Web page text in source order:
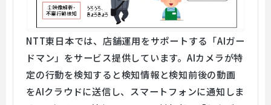
NTT東日本では、店舗運用をサポートする「AIガー
ドマン」をサービス提供しています。AIカメラが特
定の行動を検知すると検知情報と検知前後の動画
をAIクラウドに送信し、スマートフォンに通知しま